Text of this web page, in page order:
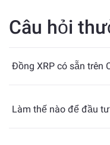
Air MediavàVSA
trường hợp sử dụng
tiền điện tử gì, liệu
tương lai của XRP sẽ ra
Câu hỏi
Đồng XRP có sẵn trên
Làm thế nào để đầu tư